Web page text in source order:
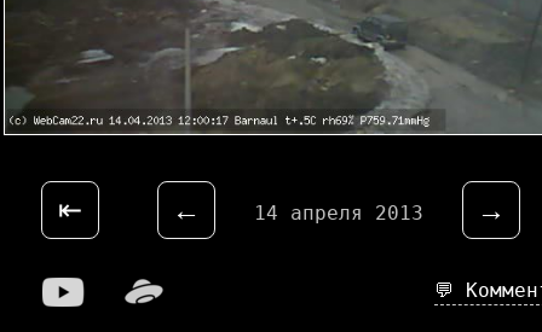
⇤ ← 14 апреля 2013 →
💬